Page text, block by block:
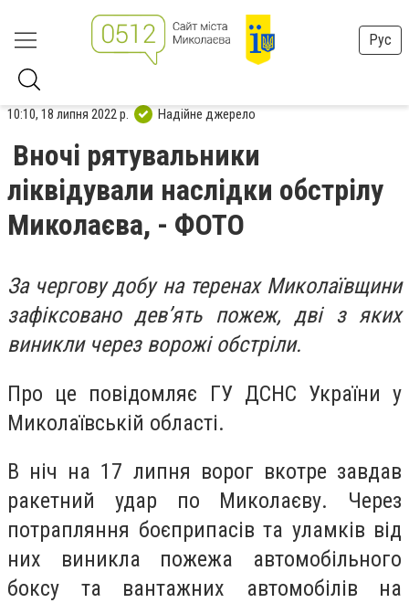
Рус
10:10, 18 липня 2022 р. Надійне джерело
Вночі рятувальники
ліквідували наслідки обстрілу
Миколаєва, - ФОТО
За чергову добу на теренах Миколаївщини
зафіксовано дев’ять пожеж, дві з яких
виникли через ворожі обстріли.
Про це повідомляє ГУ ДСНС України у
Миколаївській області.
В ніч на 17 липня ворог вкотре завдав
ракетний удар по Миколаєву. Через
потрапляння боєприпасів та уламків від
них виникла пожежа автомобільного
боксу та вантажних автомобілів на